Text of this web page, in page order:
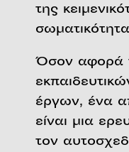
της
Όσον αφορά
έργων, ένα
είναι μια
τον